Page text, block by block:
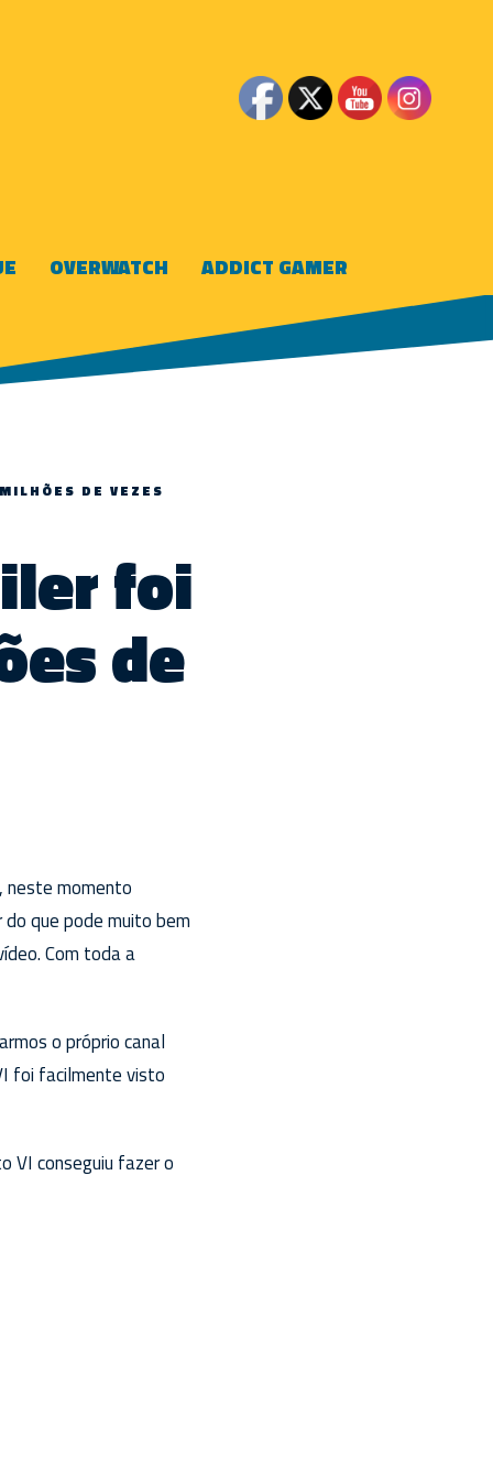
OVERWATCH ADDICT GAMER
DE VEZES
foi
de
neste momento
que pode muito bem
Com toda a
o próprio canal
foi facilmente visto
VI conseguiu fazer o